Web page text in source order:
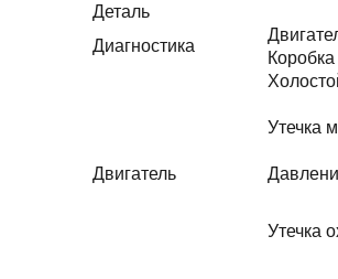
Деталь
Диагностика
Двигатель
Утечка
Утечка